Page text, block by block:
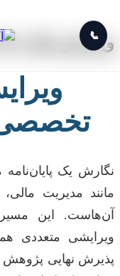
📞
ویرایش پایان
تخصصی
نگارش یک
مانند مدیریت
آن‌هاست. این
ویرایشی متعددی
پذیرش نهایی پژوهش